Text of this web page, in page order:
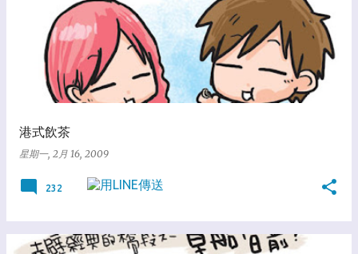
港式飲茶
星期一, 2月 16, 2009
232